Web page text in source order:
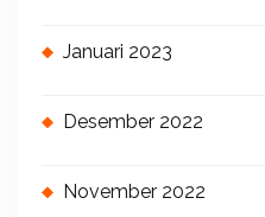
Januari 2023
Desember 2022
November 2022